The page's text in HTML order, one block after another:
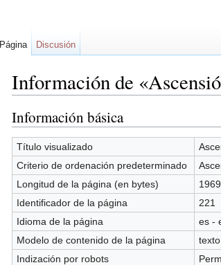
Información de
Información básica
Título visualizado
Criterio de ordenación predeterminado
Longitud de la página (en bytes)
1969
Identificador de la página
221
Idioma de la página
es -
Modelo de contenido de la página
Indización por robots
Página Discusión